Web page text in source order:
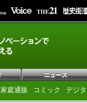
家庭通販 コミック デジ